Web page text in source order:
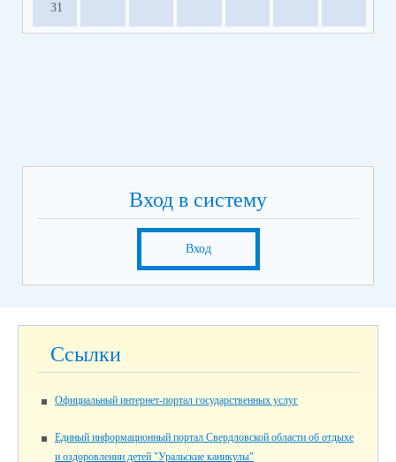
31
Вход в систему
Вход
Ссылки
Официальный интернет-портал государственных услуг
Единый информационный портал Свердловской области об отдыхе
и оздоровлении детей "Уральские каникулы"